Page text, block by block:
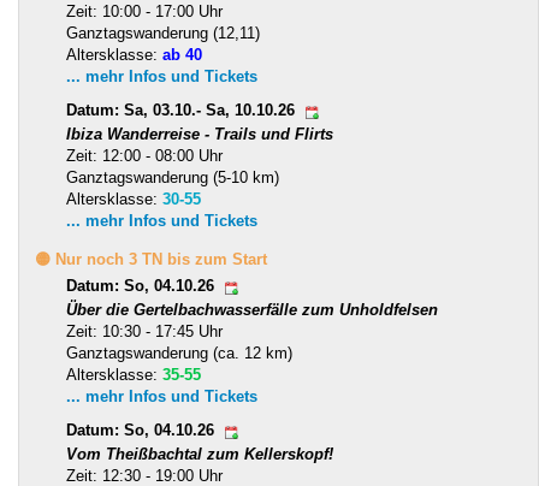
Zeit: 10:00 - 17:00 Uhr
Ganztagswanderung (12,11)
Altersklasse: ab 40
... mehr Infos und Tickets
Datum: Sa, 03.10.- Sa, 10.10.26
Ibiza Wanderreise - Trails und Flirts
Zeit: 12:00 - 08:00 Uhr
Ganztagswanderung (5-10 km)
Altersklasse: 30-55
... mehr Infos und Tickets
🟡 Nur noch 3 TN bis zum Start
Datum: So, 04.10.26
Über die Gertelbachwasserfälle zum Unholdfelsen
Zeit: 10:30 - 17:45 Uhr
Ganztagswanderung (ca. 12 km)
Altersklasse: 35-55
... mehr Infos und Tickets
Datum: So, 04.10.26
Vom Theißbachtal zum Kellerskopf!
Zeit: 12:30 - 19:00 Uhr